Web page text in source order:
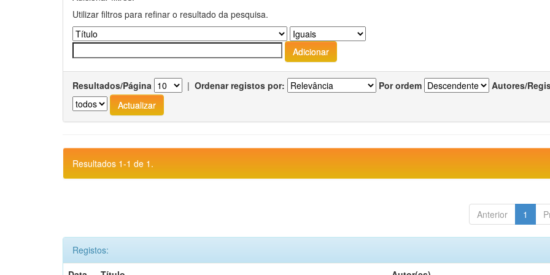
Utilizar filtros para refinar o resultado da pesquisa.
Resultados/Página | Ordenar registos por: Por ordem Autores/
Resultados 1-1 de 1.
Anterior 1
Registos: